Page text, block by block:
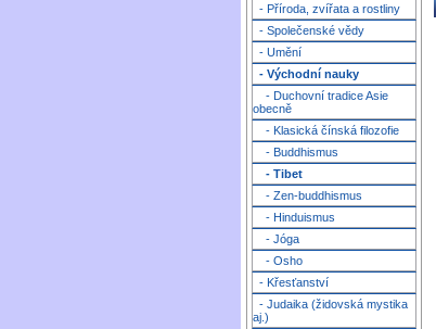
- Příroda, zvířata a rostliny
- Společenské vědy
- Umění
- Východní nauky
- Duchovní tradice Asie
obecně
- Klasická čínská filozofie
- Buddhismus
- Tibet
- Zen-buddhismus
- Hinduismus
- Jóga
- Osho
- Křesťanství
- Judaika (židovská mystika
aj.)